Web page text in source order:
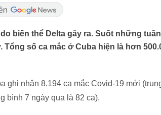
biến thể Delta gây ra. Suốt những
số ca mắc ở Cuba hiện là hơn
ghi nhận 8.194 ca mắc Covid-19 mới
bình 7 ngày qua là 82 ca).